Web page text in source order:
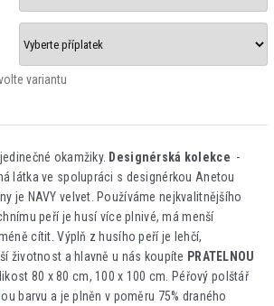
variantu
okamžiky. Designérská kolekce -
látka ve spolupráci s designérkou Anetou
je NAVY velvet. Používáme nejkvalitnějšího
peří je husí více plnivé, má menší
cítit. Výplň z husího peří je lehčí,
životnost a hlavně u nás koupíte PRATELNOU
80 x 80 cm, 100 x 100 cm. Péřový polštář
barvu a je plněn v poměru 75% draného